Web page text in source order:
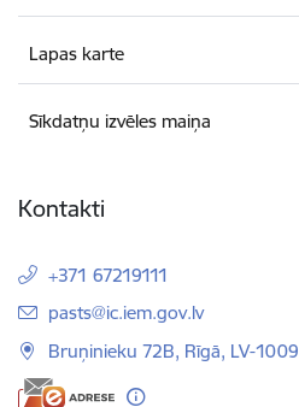
Lapas karte
Sīkdatņu izvēles maiņa
Kontakti
+371 67219111
E-pasts:
pasts@ic.iem.gov.lv
Bruņinieku 72B, Rīgā, LV-1009